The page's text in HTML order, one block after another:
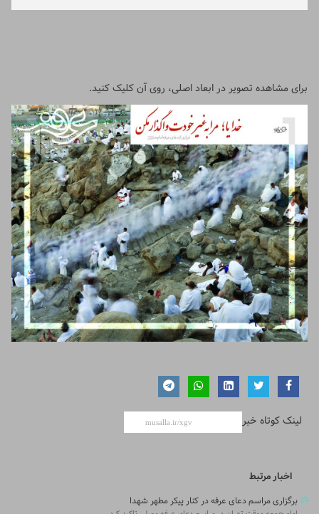
برای مشاهده تصویر در ابعاد اصلی، روی آن کلیک کنید.
لینک کوتاه خبر
اخبار مرتبط
برگزاری مراسم دعای عرفه در کنار پیکر مطهر شهدا